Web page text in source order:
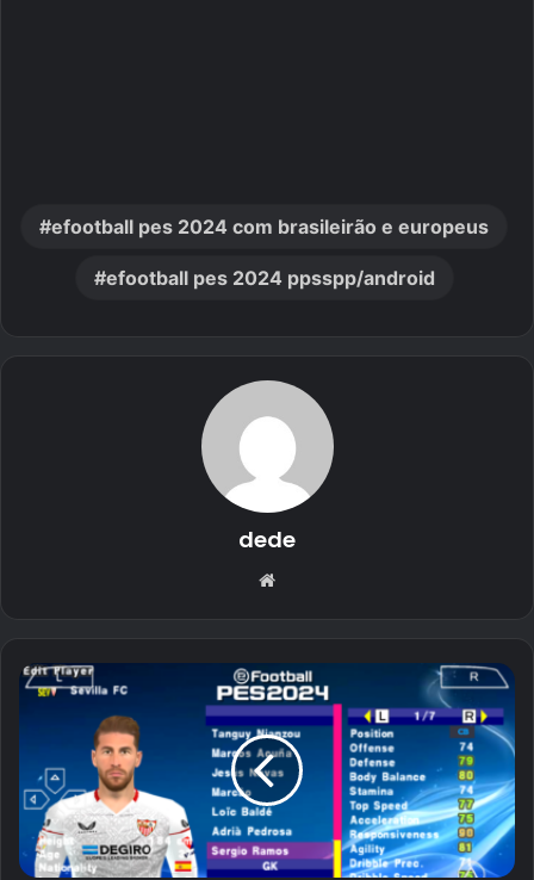
efootball pes 2024 com brasileirão e europeus
efootball pes 2024 ppsspp/android
dede
Website